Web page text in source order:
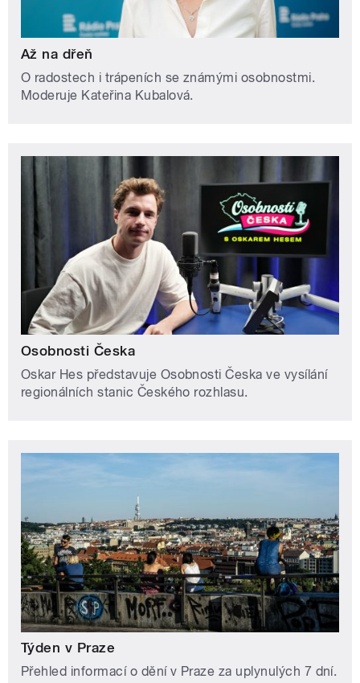
Až na dřeň
O radostech i trápeních se známými osobnostmi.
Moderuje Kateřina Kubalová.
Osobnosti Česka
Oskar Hes představuje Osobnosti Česka ve vysílání
regionálních stanic Českého rozhlasu.
Týden v Praze
Přehled informací o dění v Praze za uplynulých 7 dní.